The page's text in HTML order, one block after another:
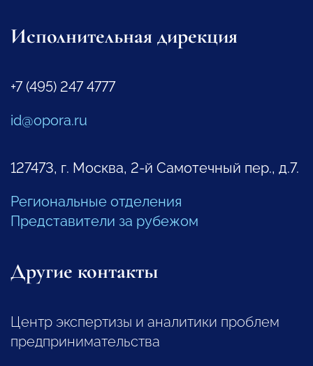
Исполнительная дирекция
+7 (495) 247 4777
id@opora.ru
127473, г. Москва, 2-й Самотечный пер., д.7.
Региональные отделения
Представители за рубежом
Другие контакты
Центр экспертизы и аналитики проблем
предпринимательства